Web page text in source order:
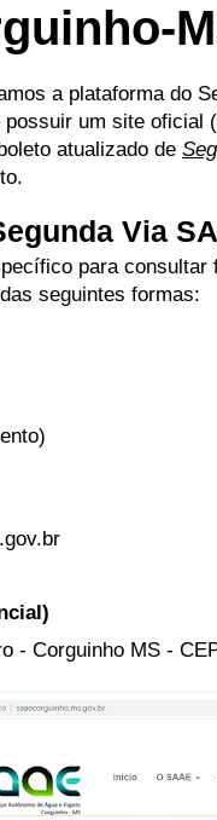
a plataforma do
um site
atualizado de
Via
para
seguintes formas:
- Corguinho MS -